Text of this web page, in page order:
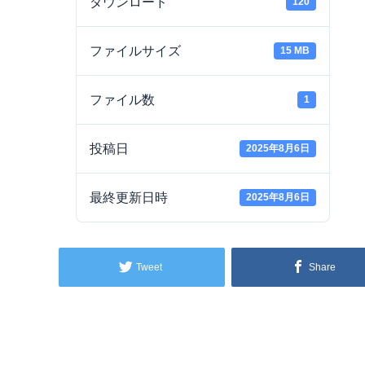
ファイルサイズ 15 MB
ファイル数 1
投稿日 2025年8月6日
最終更新日時 2025年8月6日
Tweet Share